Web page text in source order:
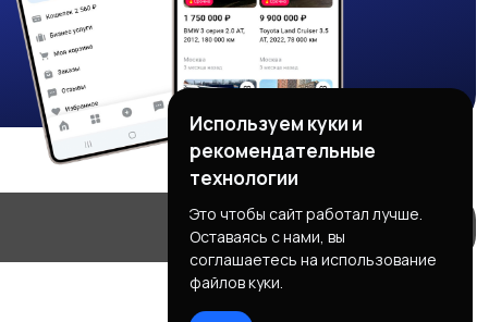
Используем куки и
рекомендательные
технологии
Это чтобы сайт работал лучше.
Оставаясь с нами, вы
соглашаетесь на использование
файлов куки.